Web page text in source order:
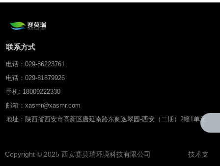
联系方式
电话：029-86223761
电话：029-81879926
手机: 18009222330
邮箱：xasmr@xasmr.com
地址：陕西省西安市高新区唐延南路东侧逸翠园-西安（二期）2幢1单元
Copyright © 2025 西安赛莫瑞环境科技有限公司 技术支